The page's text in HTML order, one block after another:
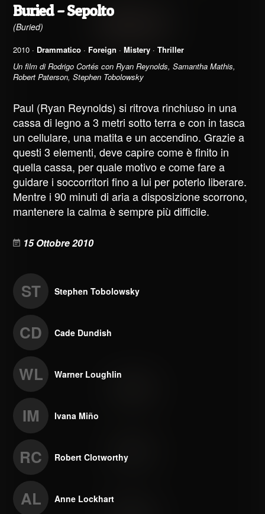
Buried – Sepolto
(Buried)
2010 · Drammatico · Foreign ·Mistery ·Thriller
Un film di Rodrigo Cortés con Ryan Reynolds, Samantha Mathis,
Robert Paterson, Stephen Tobolowsky
Paul (Ryan Reynolds) si ritrova rinchiuso in una
cassa di legno a 3 metri sotto terra e con in tasca
un cellulare, una matita e un accendino. Grazie a
questi 3 elementi, deve capire come è finito in
quella cassa, per quale motivo e come fare a
guidare i soccorritori fino a lui per poterlo liberare.
Mentre i 90 minuti di aria a disposizione scorrono,
mantenere la calma è sempre più difficile.
15 Ottobre 2010
ST Stephen Tobolowsky
CD Cade Dundish
WL Warner Loughlin
IM Ivana Miño
RC Robert Clotworthy
AL Anne Lockhart